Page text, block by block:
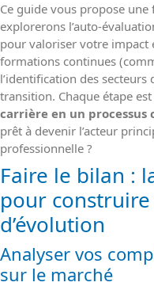
Ce guide vous propose
explorerons l’auto-
pour valoriser votre impact
formations continues
l’identification des
transition. Chaque étape
carrière en un processus
prêt à devenir l’acteur
professionnelle ?
Faire le bilan :
pour
d’évolution
Analyser vos
sur le marché